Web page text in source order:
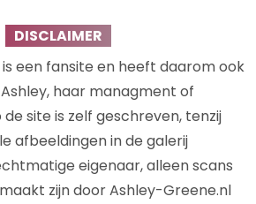
DISCLAIMER
is een fansite en heeft daarom ook
haar managment of
site is zelf geschreven, tenzij
afbeeldingen in de galerij
eigenaar, alleen scans
zijn door Ashley-Greene.nl